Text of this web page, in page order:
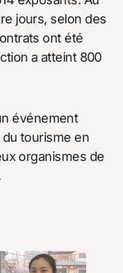
jours, selon des
ont été
a atteint 800
événement
du tourisme en
organismes de